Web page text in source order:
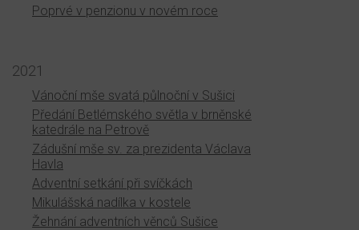
Poprvé v penzionu v novém roce
2021
Vánoční mše svatá půlnoční v Sušici
Předání Betlémského světla v brněnské
katedrále na Petrově
Zádušní mše sv. za prezidenta Václava
Havla
Adventní setkání při svíčkách
Mikulášská nadílka v kostele
Žehnání adventních věnců Sušice